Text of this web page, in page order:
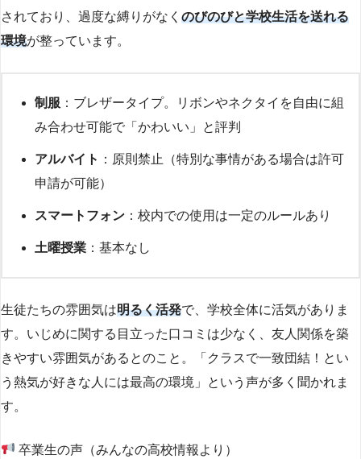
されており、過度な縛りがなく のびのびと学校生活を送れる
環境が整っています。
制服 ：ブレザータイプ。リボンやネクタイを自由に組
み合わせ可能で「かわいい」と評判
アルバイト ：原則禁止（特別な事情がある場合は許可
申請が可能）
スマートフォン ：校内での使用は一定のルールあり
土曜授業 ：基本なし
生徒たちの雰囲気は明るく活発で、学校全体に活気がありま
す。いじめに関する目立った口コミは少なく、友人関係を築
きやすい雰囲気があるとのこと。「クラスで一致団結！とい
う熱気が好きな人には最高の環境」という声が多く聞かれま
す。
卒業生の声（みんなの高校情報より）